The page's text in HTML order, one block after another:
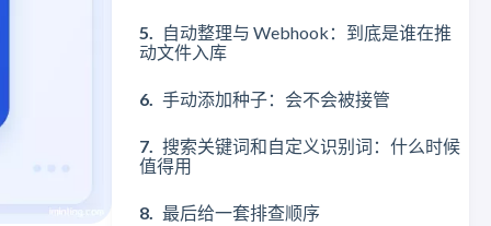
自动整理与 Webhook：到底是谁在推
动文件入库
手动添加种子：会不会被接管
搜索关键词和自定义识别词：什么时候
值得用
最后给一套排查顺序